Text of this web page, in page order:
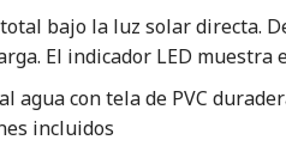
bajo la luz solar directa.
El indicador LED muestra
con tela de PVC
incluidos